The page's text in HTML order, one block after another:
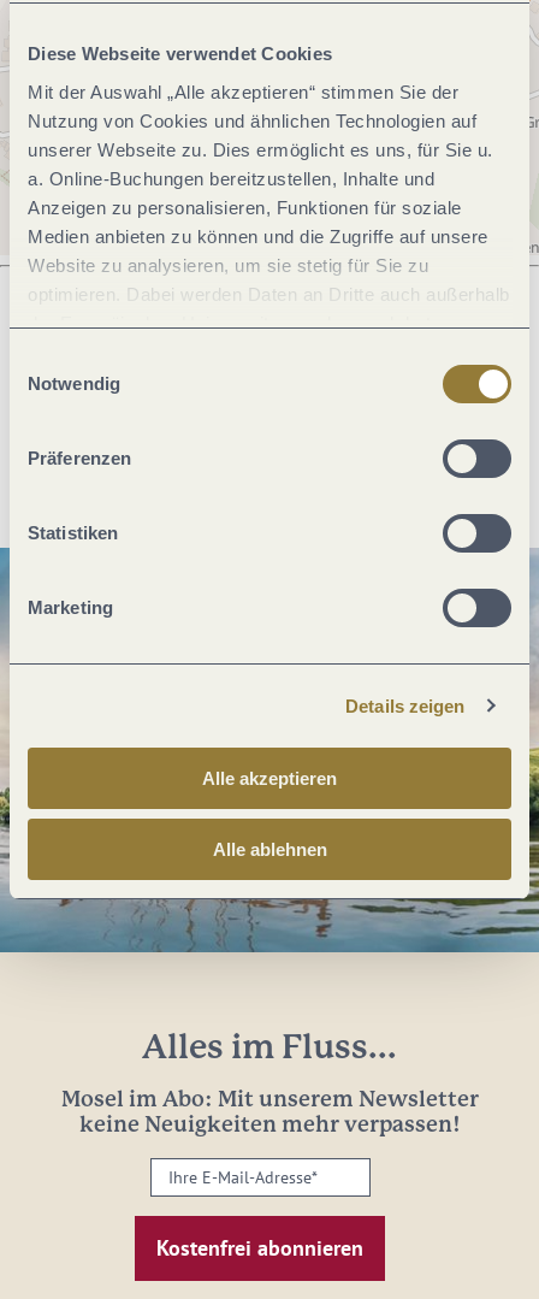
Diese Webseite verwendet Cookies
Mit der Auswahl „Alle akzeptieren“ stimmen Sie der
Nutzung von Cookies und ähnlichen Technologien auf
unserer Webseite zu. Dies ermöglicht es uns, für Sie u.
a. Online-Buchungen bereitzustellen, Inhalte und
Anzeigen zu personalisieren, Funktionen für soziale
Medien anbieten zu können und die Zugriffe auf unsere
Website zu analysieren, um sie stetig für Sie zu
optimieren. Dabei werden Daten an Dritte auch außerhalb
der Europäischen Union weitergegeben und dort
jederzeit widerrufen werden. Mit der Auswahl "Alle
ablehnen" kann es zu Beeinträchtigungen in der Nutzung
Notwendig
Präferenzen
Statistiken
Marketing
Details zeigen
Alle akzeptieren
Alle ablehnen
Anreise planen PDF erzeugen
Alles im Fluss...
Mosel im Abo: Mit unserem Newsletter
keine Neuigkeiten mehr verpassen!
Ihre
E-
Mail-
Adresse: